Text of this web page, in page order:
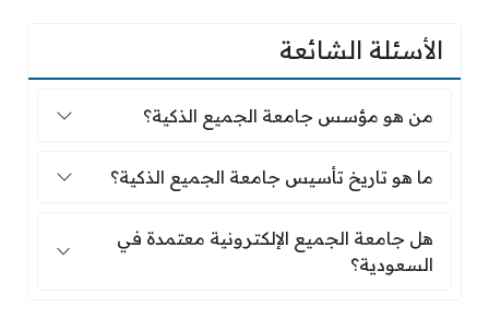
الأسئلة الشائعة
من هو مؤسس جامعة الجميع الذكية؟
من هو مؤسس جامعة الجميع الذكية؟
ما هو تاريخ تأسيس جامعة الجميع الذكية؟
ما هو تاريخ تأسيس جامعة الجميع الذكية؟
هل جامعة الجميع الإلكترونية معتمدة في
هل جامعة الجميع الإلكترونية معتمدة في
السعودية؟